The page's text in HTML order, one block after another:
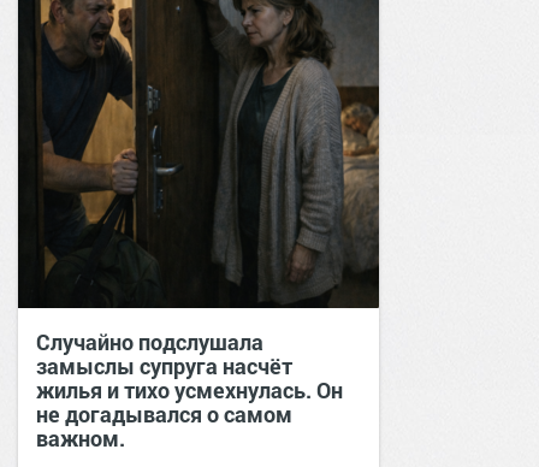
Случайно подслушала
замыслы супруга насчёт
жилья и тихо усмехнулась. Он
не догадывался о самом
важном.